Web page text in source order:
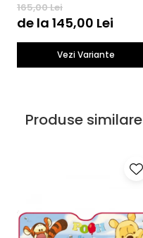
165,00 Lei
de la 145,00 Lei
Vezi Variante
Produse similare